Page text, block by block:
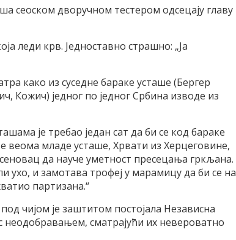
сеоском дворучном тестером одсецају главу
леди крв. Једноставно страшно: „Ја
како из суседне бараке усташе (Бергер
једног по једног Србина изводе из
је требао један сат да би се код бараке
веома младе усташе, Хрвати из Херцеговине,
да науче уметност пресецања гркљана.
ухо, и замотава трофеј у марамицу да би се на
партизана.“
чијом је заштитом постојала Независна
сматрајући их невероватно